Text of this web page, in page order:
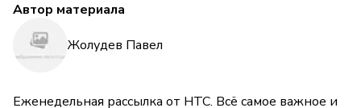
Автор материала
Жолудев Павел
Еженедельная рассылка от НТС. Всё самое важное и